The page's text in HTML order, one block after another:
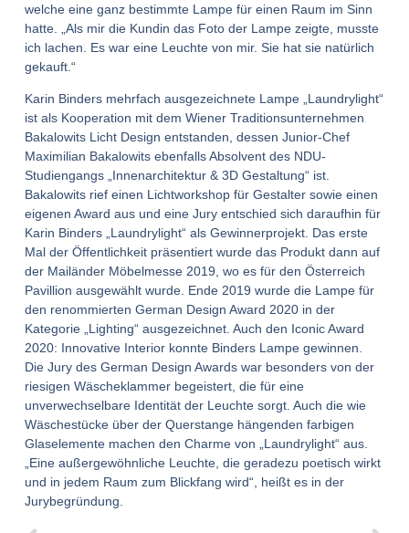
welche eine ganz bestimmte Lampe für einen Raum im Sinn
hatte. „Als mir die Kundin das Foto der Lampe zeigte, musste
ich lachen. Es war eine Leuchte von mir. Sie hat sie natürlich
gekauft.“
Karin Binders mehrfach ausgezeichnete Lampe „Laundrylight“
ist als Kooperation mit dem Wiener Traditionsunternehmen
Bakalowits Licht Design entstanden, dessen Junior-Chef
Maximilian Bakalowits ebenfalls Absolvent des NDU-
Studiengangs „Innenarchitektur & 3D Gestaltung“ ist.
Bakalowits rief einen Lichtworkshop für Gestalter sowie einen
eigenen Award aus und eine Jury entschied sich daraufhin für
Karin Binders „Laundrylight“ als Gewinnerprojekt. Das erste
Mal der Öffentlichkeit präsentiert wurde das Produkt dann auf
der Mailänder Möbelmesse 2019, wo es für den Österreich
Pavillion ausgewählt wurde. Ende 2019 wurde die Lampe für
den renommierten German Design Award 2020 in der
Kategorie „Lighting“ ausgezeichnet. Auch den Iconic Award
2020: Innovative Interior konnte Binders Lampe gewinnen.
Die Jury des German Design Awards war besonders von der
riesigen Wäscheklammer begeistert, die für eine
unverwechselbare Identität der Leuchte sorgt. Auch die wie
Wäschestücke über der Querstange hängenden farbigen
Glaselemente machen den Charme von „Laundrylight“ aus.
„Eine außergewöhnliche Leuchte, die geradezu poetisch wirkt
und in jedem Raum zum Blickfang wird“, heißt es in der
Jurybegründung.